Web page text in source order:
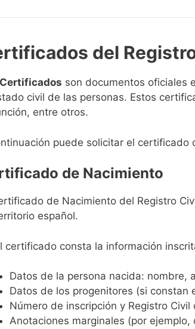
del
Certificados son documentos oficiales
civil de las personas. Estos
entre otros.
puede solicitar el
de Nacimiento
de Nacimiento del Registro
español.
certificado consta la información
Datos de la persona nacida: nombre,
Datos de los progenitores (si constan
Número de inscripción y Registro
Anotaciones marginales (por